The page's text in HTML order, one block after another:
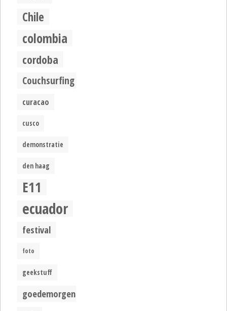
Chile
colombia
cordoba
Couchsurfing
curacao
cusco
demonstratie
den haag
E11
ecuador
festival
foto
geekstuff
goedemorgen